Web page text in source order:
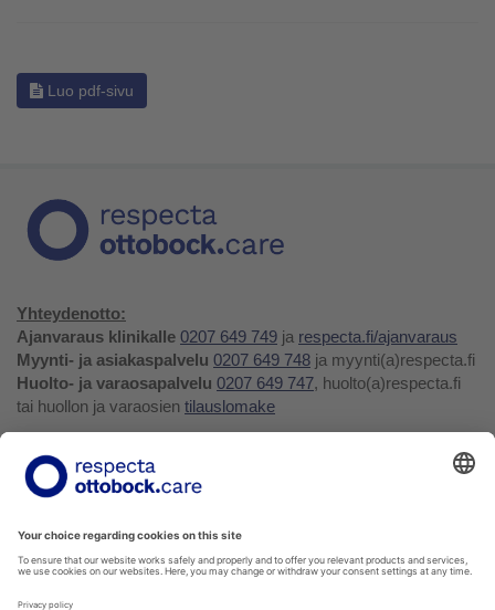
Luo pdf-sivu
Yhteydenotto:
Ajanvaraus klinikalle 0207 649 749 ja respecta.fi/ajanvaraus
Myynti- ja asiakaspalvelu 0207 649 748 ja myynti(a)respecta.fi
Huolto- ja varaosapalvelu 0207 649 747, huolto(a)respecta.fi
tai huollon ja varaosien tilauslomake
Facebook
Youtube
Tietosuojakäytäntö
Privacy Policy
Soittohinnat oman operaattorin matkapuhelin- tai
paikallispuhelumaksun mukaisesti.